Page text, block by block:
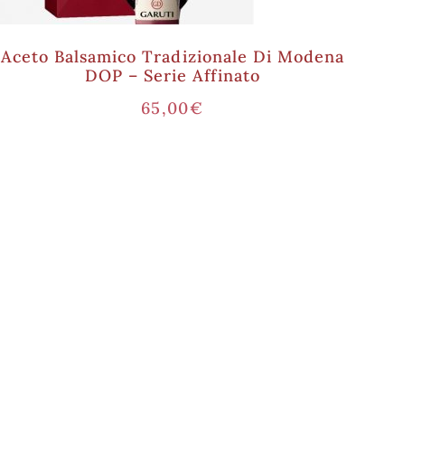
Aceto Balsamico Tradizionale Di Modena
DOP – Serie Affinato
65,00€